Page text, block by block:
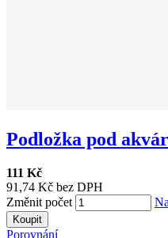
Podložka pod
111 Kč
91,74 Kč bez DPH
Změnit počet
Koupit
Porovnání